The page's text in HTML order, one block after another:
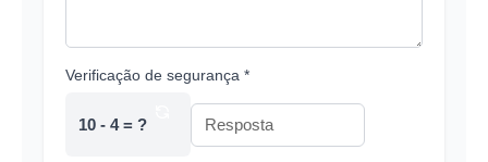
Verificação de segurança *
10 - 4 = ?